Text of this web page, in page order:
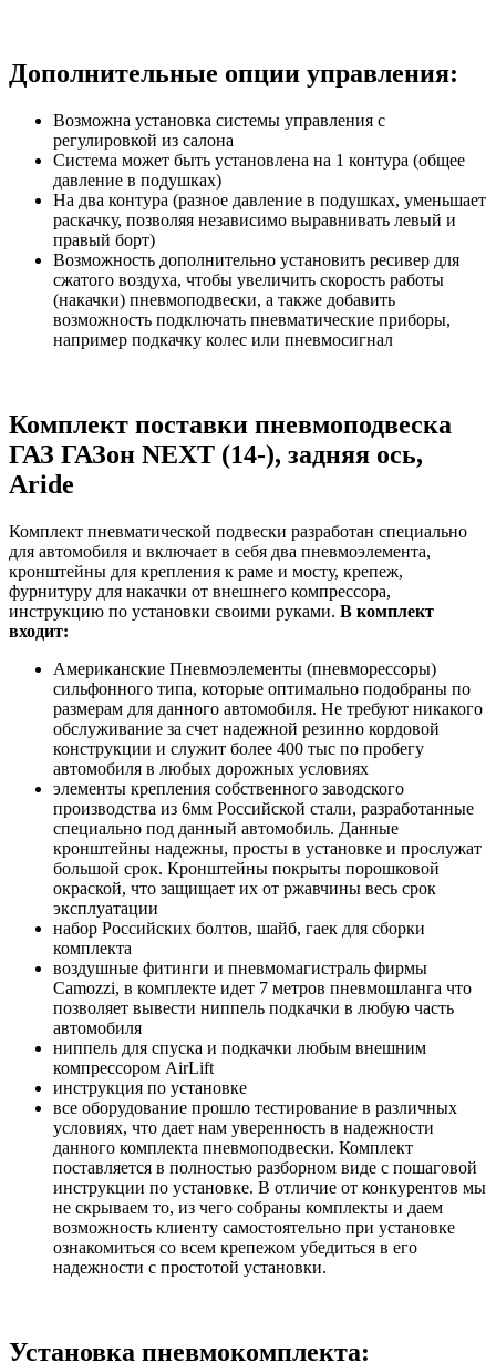
Дополнительные опции управления:
Возможна установка системы управления с
регулировкой из салона
Система может быть установлена на 1 контура (общее
давление в подушках)
На два контура (разное давление в подушках, уменьшает
раскачку, позволяя независимо выравнивать левый и
правый борт)
Возможность дополнительно установить ресивер для
сжатого воздуха, чтобы увеличить скорость работы
(накачки) пневмоподвески, а также добавить
возможность подключать пневматические приборы,
например подкачку колес или пневмосигнал
Комплект поставки пневмоподвеска
ГАЗ ГАЗон NEXT (14-), задняя ось,
Aride
Комплект пневматической подвески разработан специально
для автомобиля и включает в себя два пневмоэлемента,
кронштейны для крепления к раме и мосту, крепеж,
фурнитуру для накачки от внешнего компрессора,
инструкцию по установки своими руками. В комплект
входит:
Американские Пневмоэлементы (пневморессоры)
сильфонного типа, которые оптимально подобраны по
размерам для данного автомобиля. Не требуют никакого
обслуживание за счет надежной резинно кордовой
конструкции и служит более 400 тыс по пробегу
автомобиля в любых дорожных условиях
элементы крепления собственного заводского
производства из 6мм Российской стали, разработанные
специально под данный автомобиль. Данные
кронштейны надежны, просты в установке и прослужат
большой срок. Кронштейны покрыты порошковой
окраской, что защищает их от ржавчины весь срок
эксплуатации
набор Российских болтов, шайб, гаек для сборки
комплекта
воздушные фитинги и пневмомагистраль фирмы
Camozzi, в комплекте идет 7 метров пневмошланга что
позволяет вывести ниппель подкачки в любую часть
автомобиля
ниппель для спуска и подкачки любым внешним
компрессором AirLift
инструкция по установке
все оборудование прошло тестирование в различных
условиях, что дает нам уверенность в надежности
данного комплекта пневмоподвески. Комплект
поставляется в полностью разборном виде с пошаговой
инструкции по установке. В отличие от конкурентов мы
не скрываем то, из чего собраны комплекты и даем
возможность клиенту самостоятельно при установке
ознакомиться со всем крепежом убедиться в его
надежности с простотой установки.
Установка пневмокомплекта: